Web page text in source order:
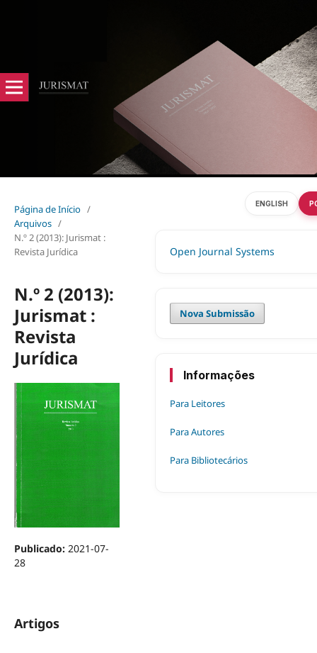
Página de Início /
Arquivos /
N.º 2 (2013): Jurismat :
Revista Jurídica
N.º 2 (2013):
Jurismat :
Revista
Jurídica
Publicado: 2021-07-
28
Artigos
Open Journal Systems
Nova Submissão
ENGLISH
Informações
Para Leitores
Para Autores
Para Bibliotecários